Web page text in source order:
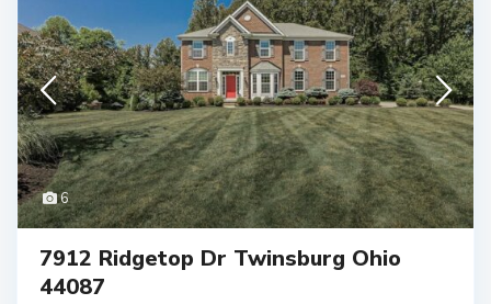
6
7912 Ridgetop Dr Twinsburg Ohio
44087